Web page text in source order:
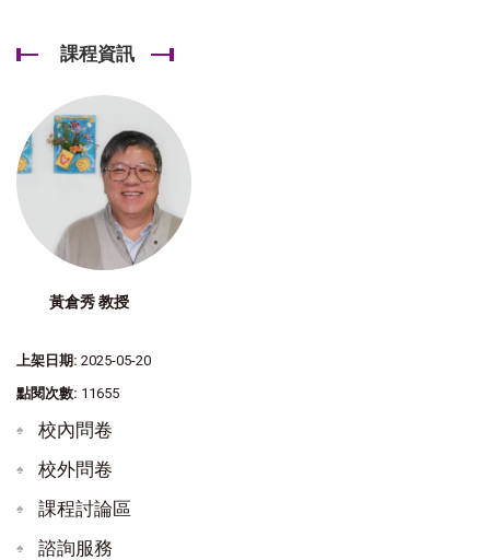
課程資訊
黃倉秀 教授
上架日期: 2025-05-20
點閱次數: 11655
校內問卷
校外問卷
課程討論區
諮詢服務